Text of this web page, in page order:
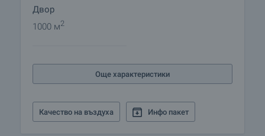
Двор
1000 м2
Още характеристики
Качество на въздуха Инфо пакет